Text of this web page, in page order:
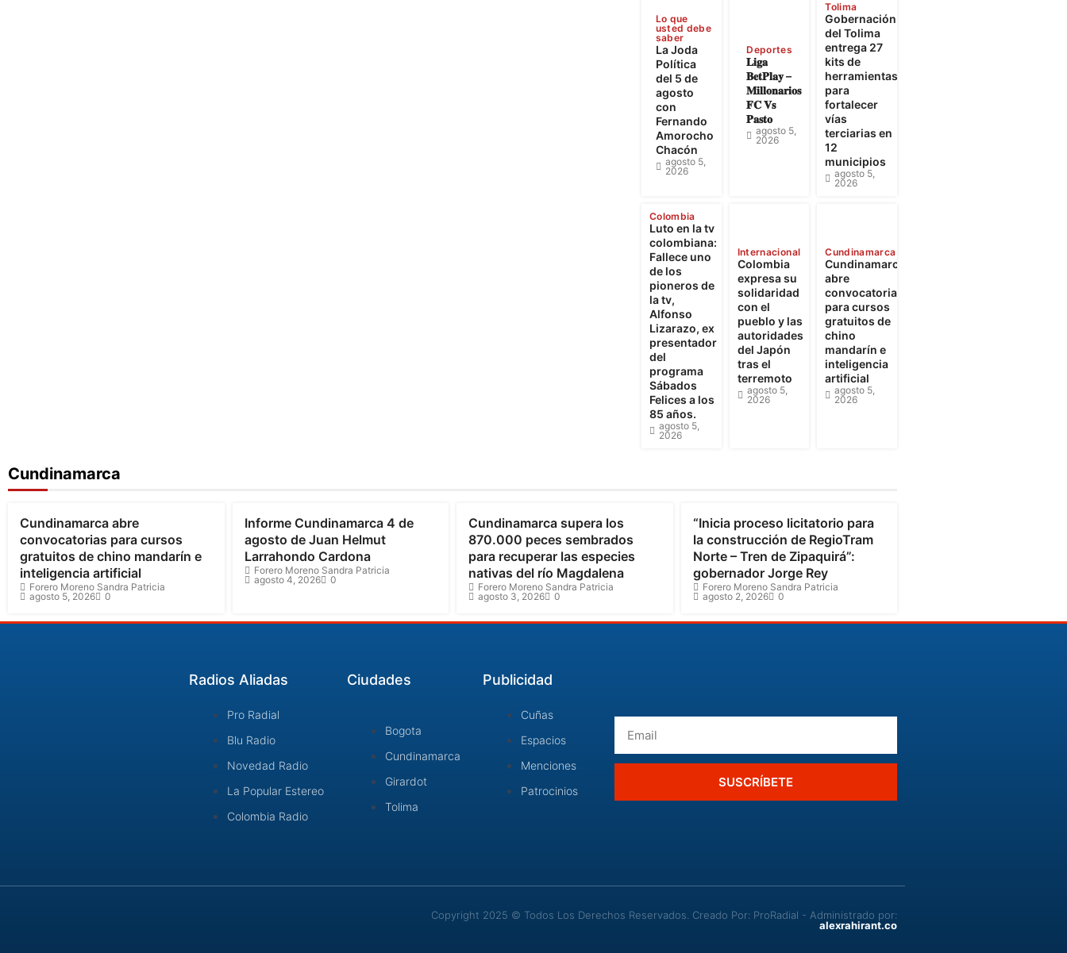
Lo que
usted debe
saber
La Joda
Política
del 5 de
agosto
con
Fernando
Amorocho
Chacón
agosto 5,
2026
Deportes
𝐋𝐢𝐠𝐚
𝐁𝐞𝐭𝐏𝐥𝐚𝐲 –
𝐌𝐢𝐥𝐥𝐨𝐧𝐚𝐫𝐢𝐨𝐬
𝐅𝐂 𝐕𝐬
𝐏𝐚𝐬𝐭𝐨
agosto 5,
2026
Tolima
Gobernación
del Tolima
entrega 27
kits de
herramientas
para
fortalecer
vías
terciarias en
12
municipios
agosto 5,
2026
Colombia
Luto en la tv
colombiana:
Fallece uno
de los
pioneros de
la tv,
Alfonso
Lizarazo, ex
presentador
del
programa
Sábados
Felices a los
85 años.
agosto 5,
2026
Internacional
Colombia
expresa su
solidaridad
con el
pueblo y las
autoridades
del Japón
tras el
terremoto
agosto 5,
2026
Cundinamarca
Cundinamarca
abre
convocatorias
para cursos
gratuitos de
chino
mandarín e
inteligencia
artificial
agosto 5,
2026
Cundinamarca
Cundinamarca
Cundinamarca abre
convocatorias para cursos
gratuitos de chino mandarín e
inteligencia artificial
Forero Moreno Sandra Patricia
agosto 5, 2026
0
Informe Cundinamarca 4 de
agosto de Juan Helmut
Larrahondo Cardona
Forero Moreno Sandra Patricia
agosto 4, 2026
0
Cundinamarca supera los
870.000 peces sembrados
para recuperar las especies
nativas del río Magdalena
Forero Moreno Sandra Patricia
agosto 3, 2026
0
“Inicia proceso licitatorio para
la construcción de RegioTram
Norte – Tren de Zipaquirá”:
gobernador Jorge Rey
Forero Moreno Sandra Patricia
agosto 2, 2026
0
Radios Aliadas
Pro Radial
Blu Radio
Novedad Radio
La Popular Estereo
Colombia Radio
Ciudades
Bogota
Cundinamarca
Girardot
Tolima
Publicidad
Cuñas
Espacios
Menciones
Patrocinios
SUSCRÍBETE
Copyright 2025 © Todos Los Derechos Reservados. Creado Por: ProRadial - Administrado por:
alexrahirant.co